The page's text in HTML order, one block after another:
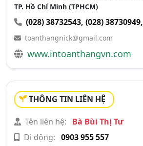
TP. Hồ Chí Minh (TPHCM)
(028) 38732543, (028) 38730949,
toanthangnick@gmail.com
www.intoanthangvn.com
THÔNG TIN LIÊN HỆ
Tên liên hệ:
Bà Bùi Thị Tư
Di động: 0903 955 557